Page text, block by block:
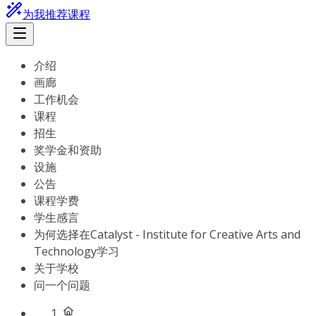
为我推荐课程
介绍
画廊
工作机会
课程
招生
奖学金和资助
设施
公告
课程学费
学生感言
为何选择在Catalyst - Institute for Creative Arts and
Technology学习
关于学校
问一个问题